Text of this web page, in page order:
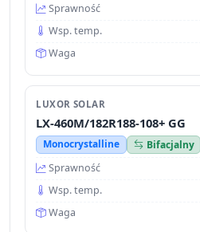
Sprawność
Wsp. temp.
Waga
LUXOR SOLAR
LX-460M/182R188-108+ GG
Monocrystalline
Bifacjalny
Sprawność
Wsp. temp.
Waga